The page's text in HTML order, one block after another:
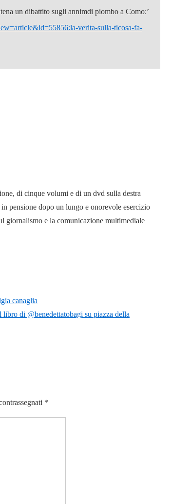
un dibattito sugli annimdi piombo a Como:’
verita-sulla-ticosa-fa-
di cinque volumi e di un dvd sulla destra
pensione dopo un lungo e onorevole esercizio
giornalismo e la comunicazione multimediale
canaglia
di @benedettatobagi su piazza della
*